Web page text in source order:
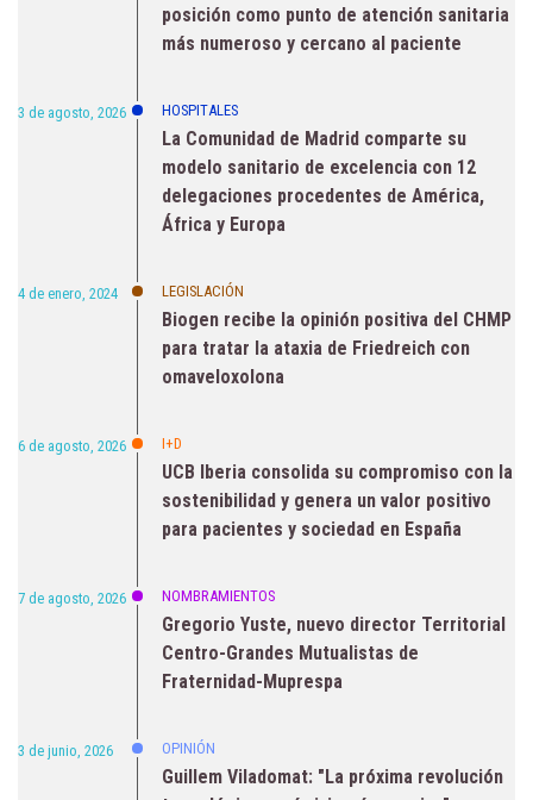
posición como punto de atención sanitaria
más numeroso y cercano al paciente
3 de agosto, 2026 HOSPITALES
La Comunidad de Madrid comparte su
modelo sanitario de excelencia con 12
delegaciones procedentes de América,
África y Europa
4 de enero, 2024 LEGISLACIÓN
Biogen recibe la opinión positiva del CHMP
para tratar la ataxia de Friedreich con
omaveloxolona
6 de agosto, 2026 I+D
UCB Iberia consolida su compromiso con la
sostenibilidad y genera un valor positivo
para pacientes y sociedad en España
7 de agosto, 2026 NOMBRAMIENTOS
Gregorio Yuste, nuevo director Territorial
Centro-Grandes Mutualistas de
Fraternidad-Muprespa
3 de junio, 2026 OPINIÓN
Guillem Viladomat: "La próxima revolución